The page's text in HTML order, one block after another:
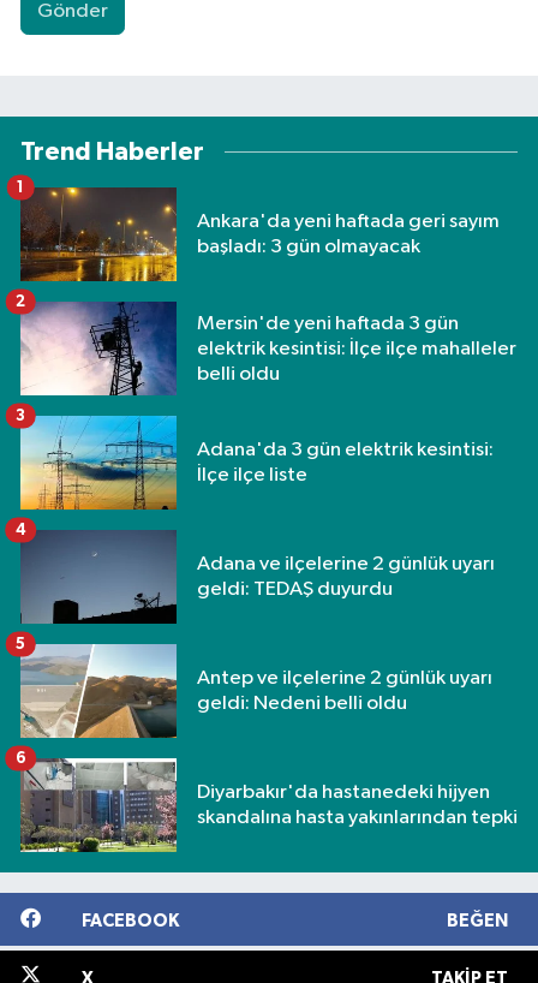
Gönder
Trend Haberler
Ankara'da yeni haftada geri sayım
başladı: 3 gün olmayacak
1
Mersin'de yeni haftada 3 gün
elektrik kesintisi: İlçe ilçe mahalleler
belli oldu
2
Adana'da 3 gün elektrik kesintisi:
İlçe ilçe liste
3
Adana ve ilçelerine 2 günlük uyarı
geldi: TEDAŞ duyurdu
4
Antep ve ilçelerine 2 günlük uyarı
geldi: Nedeni belli oldu
5
Diyarbakır'da hastanedeki hijyen
skandalına hasta yakınlarından tepki
6
FACEBOOK BEĞEN
X TAKIP ET